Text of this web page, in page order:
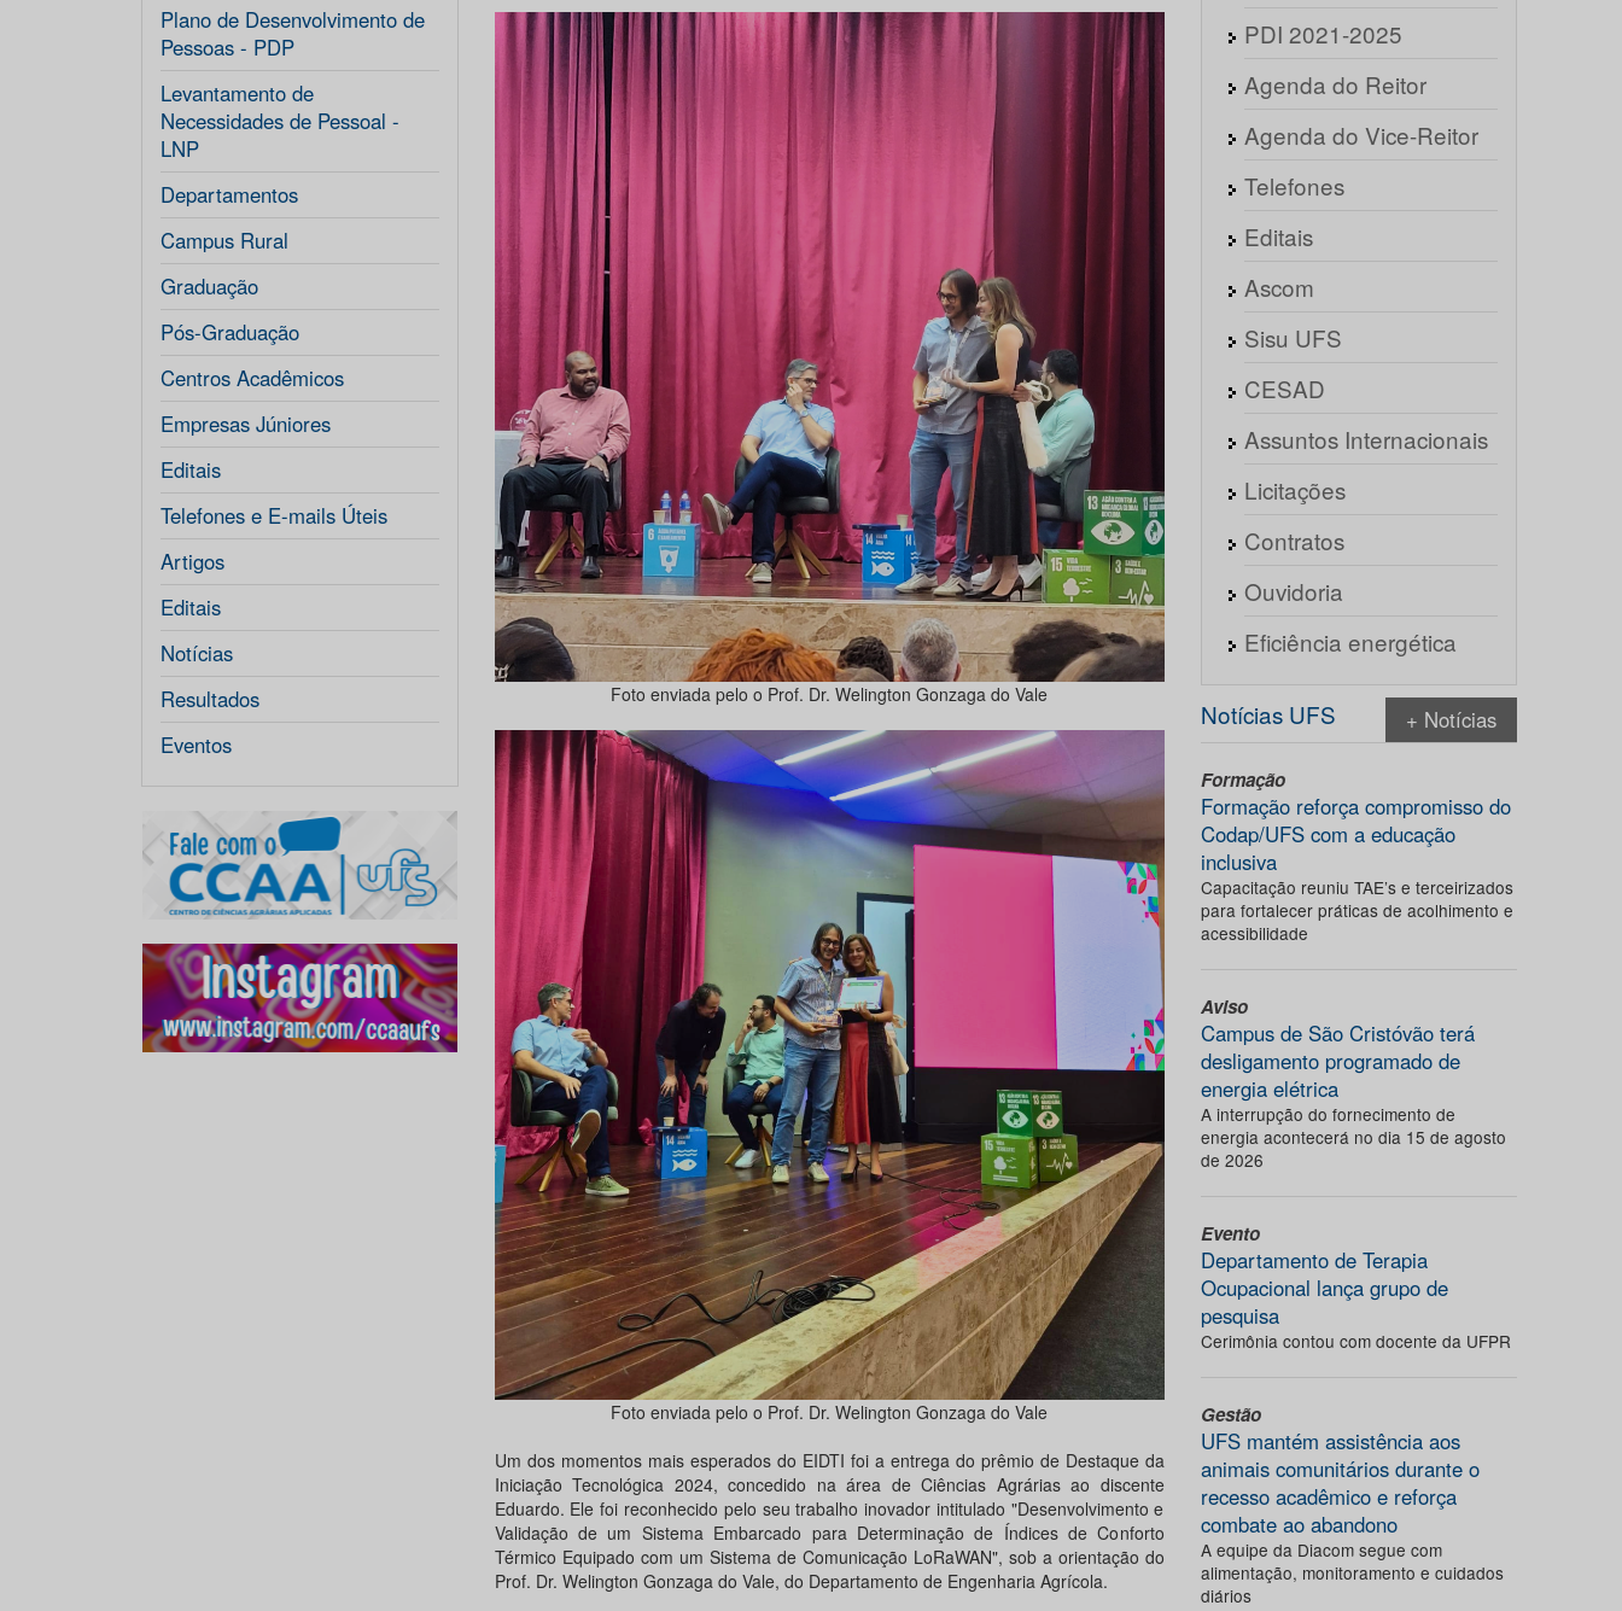
Plano de Desenvolvimento de
Pessoas - PDP
Levantamento de
Necessidades de Pessoal -
LNP
Departamentos
Campus Rural
Graduação
Pós-Graduação
Centros Acadêmicos
Empresas Júniores
Editais
Telefones e E-mails Úteis
Artigos
Editais
Notícias
Resultados
Eventos
Foto enviada pelo o Prof. Dr. Welington Gonzaga do Vale
Foto enviada pelo o Prof. Dr. Welington Gonzaga do Vale
Um dos momentos mais esperados do EIDTI foi a entrega do prêmio de Destaque da
Iniciação Tecnológica 2024, concedido na área de Ciências Agrárias ao discente
Eduardo. Ele foi reconhecido pelo seu trabalho inovador intitulado "Desenvolvimento e
Validação de um Sistema Embarcado para Determinação de Índices de Conforto
Térmico Equipado com um Sistema de Comunicação LoRaWAN", sob a orientação do
Prof. Dr. Welington Gonzaga do Vale, do Departamento de Engenharia Agrícola.
PDI 2021-2025
Agenda do Reitor
Agenda do Vice-Reitor
Telefones
Editais
Ascom
Sisu UFS
CESAD
Assuntos Internacionais
Licitações
Contratos
Ouvidoria
Eficiência energética
Notícias UFS + Notícias
Formação
Formação reforça compromisso do
Codap/UFS com a educação
inclusiva
Capacitação reuniu TAE’s e terceirizados
para fortalecer práticas de acolhimento e
acessibilidade
Aviso
Campus de São Cristóvão terá
desligamento programado de
energia elétrica
A interrupção do fornecimento de
energia acontecerá no dia 15 de agosto
de 2026
Evento
Departamento de Terapia
Ocupacional lança grupo de
pesquisa
Cerimônia contou com docente da UFPR
Gestão
UFS mantém assistência aos
animais comunitários durante o
recesso acadêmico e reforça
combate ao abandono
A equipe da Diacom segue com
alimentação, monitoramento e cuidados
diários